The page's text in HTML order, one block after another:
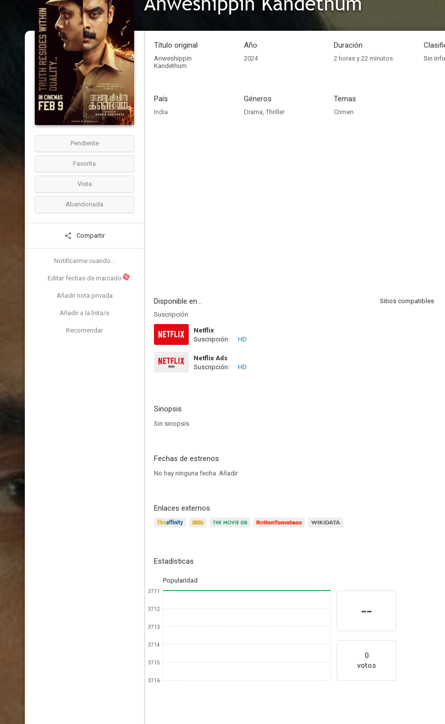
Pendiente
Favorita
Vista
Abandonada
Compartir
Notificarme cuando...
Editar fechas de marcado N
Añadir nota privada
Añadir a la lista/s
Recomendar
Título original
Anweshippin
Kandethum
Año
2024
Duración
2 horas y 22 minutos Sin
País
India
Géneros
Drama, Thriller
Temas
Crimen
Disponible en...
Sitios compatibles
Suscripción
Netflix
Suscripción:
HD
Netflix Ads
Suscripción:
HD
Sinopsis
Sin sinopsis
Fechas de estrenos
No hay ninguna fecha. Añadir
Enlaces externos
Estadísticas
Popularidad
3711
3712
3713
3714
3715
3716
--
0
votos